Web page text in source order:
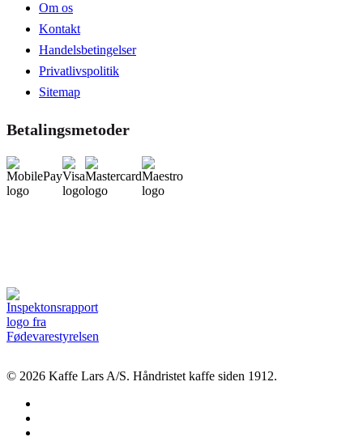
Om os
Kontakt
Handelsbetingelser
Privatlivspolitik
Sitemap
Betalingsmetoder
© 2026 Kaffe Lars A/S. Håndristet kaffe siden 1912.